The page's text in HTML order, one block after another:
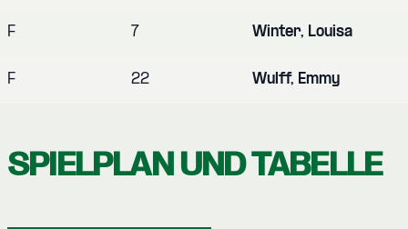
F 7 Winter, Louisa
F 22 Wulff, Emmy
SPIELPLAN UND TABELLE